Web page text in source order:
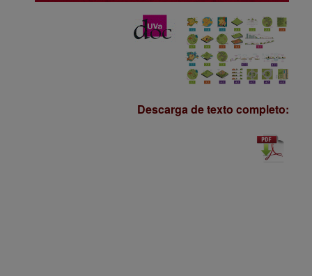
Descarga de texto completo: